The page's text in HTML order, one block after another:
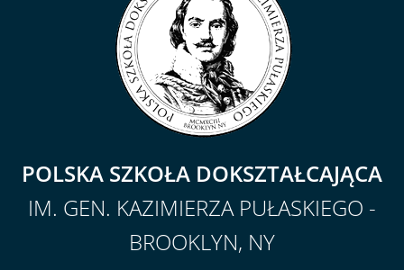
POLSKA SZKOŁA DOKSZTAŁCAJĄCA
IM. GEN. KAZIMIERZA PUŁASKIEGO -
BROOKLYN, NY